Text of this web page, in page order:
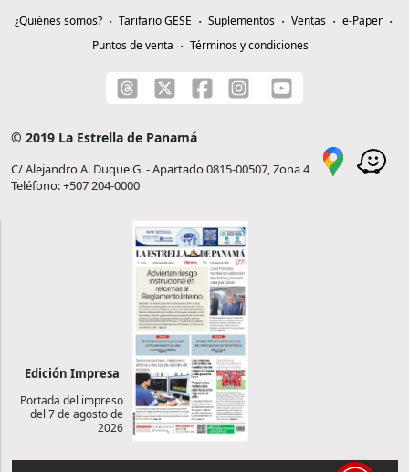
¿Quiénes somos? Tarifario GESE Suplementos Ventas
e-Paper
Puntos de venta
Términos y condiciones
© 2019 La Estrella de Panamá
C/ Alejandro A. Duque G. - Apartado 0815-00507, Zona 4
Teléfono: +507 204-0000
Edición Impresa
Portada del impreso
del 7 de agosto de
2026